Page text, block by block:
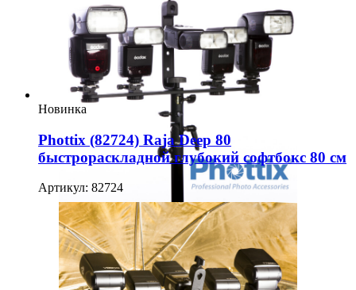
Новинка
Phottix (82724) Raja Deep 80
быстрораскладной глубокий софтбокс 80 см
Артикул: 82724